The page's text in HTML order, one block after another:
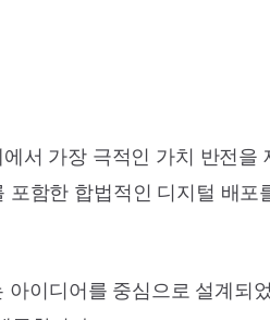
서 가장 극적인 가치 반전을
함한 합법적인 디지털 배포
이디어를 중심으로 설계되